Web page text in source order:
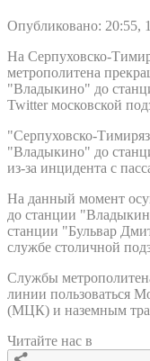
Опубликовано: 20:55,
На Серпуховско-
метрополитена
"Владыкино" до
Twitter московской
"Серпуховско-
"Владыкино" до
из-за инцидента с
На данный момент
до станции
станции "Бульвар
службе столичной
Службы
линии пользоваться
(МЦК) и наземным
Читайте нас в